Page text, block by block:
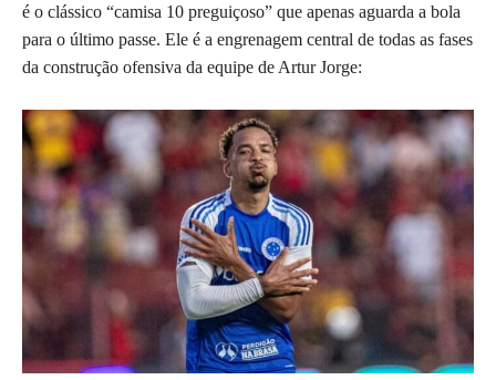
é o clássico “camisa 10 preguiçoso” que apenas aguarda a bola
para o último passe. Ele é a engrenagem central de todas as fases
da construção ofensiva da equipe de Artur Jorge: